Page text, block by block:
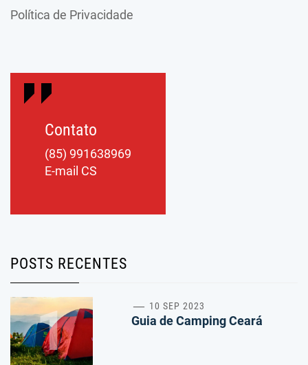
Política de Privacidade
Contato
(85) 991638969
E-mail CS
POSTS RECENTES
1 10 SEP 2023
Guia de Camping Ceará